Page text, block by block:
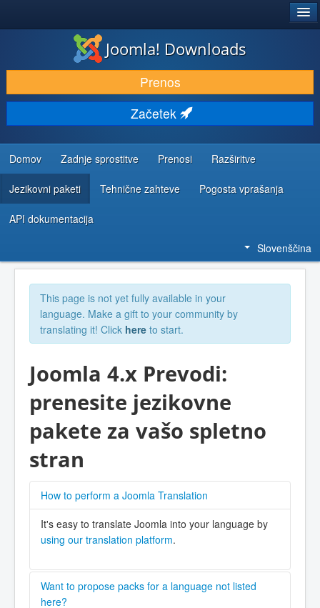
PRENESI IN RAZŠIRI
ODKRIJTE & IZVEJTE
SKUPNOST IN PODPORA
VIRI ZA RAZVIJALCE
Joomla! Downloads
Prenos
Začetek
Domov Zadnje sprostitve Prenosi Razširitve
Jezikovni paketi Tehnične zahteve Pogosta vprašanja
API dokumentacija
Slovenščina
This page is not yet fully available in your
language. Make a gift to your community by
translating it! Click here to start.
Joomla 4.x Prevodi:
prenesite jezikovne
pakete za vašo spletno
stran
How to perform a Joomla Translation
It's easy to translate Joomla into your language by
using our translation platform.
Want to propose packs for a language not listed
here?